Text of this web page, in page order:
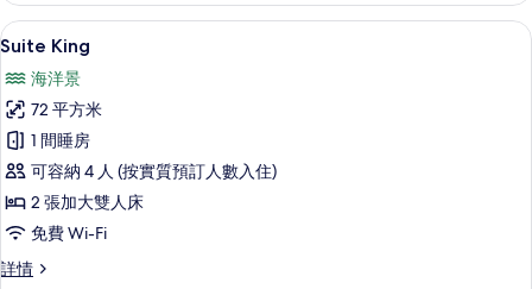
相
片
top
floor
情
載
所
有
Suite
King
的
相
片
Suite King | 羽絨被、特厚豪華床墊、
24
Suite King
海洋景
72 平方米
1 間睡房
可容納 4 人 (按實質預訂人數入住)
2 張加大雙人床
免費 Wi-Fi
詳情
Suite